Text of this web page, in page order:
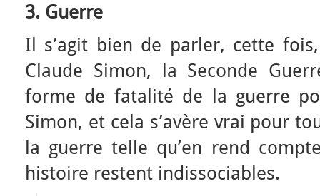
3. Guerre
Il s’agit bien de parler, cette
Claude Simon, la Seconde
forme de fatalité de la guerre
Simon, et cela s’avère vrai pour
la guerre telle qu’en rend
histoire restent indissociables.